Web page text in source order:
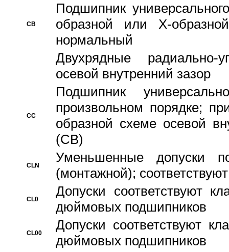
CB
Подшипник
образной или Х-
нормальный
Двухрядные радиально-
осевой внутренний зазор
CC
Подшипник
произвольном порядке;
образной схеме осевой
(CB)
CLN
Уменьшенные
(монтажной);
CL0
Допуски соответствуют
дюймовых подшипников
CL00
Допуски соответствуют
дюймовых подшипников